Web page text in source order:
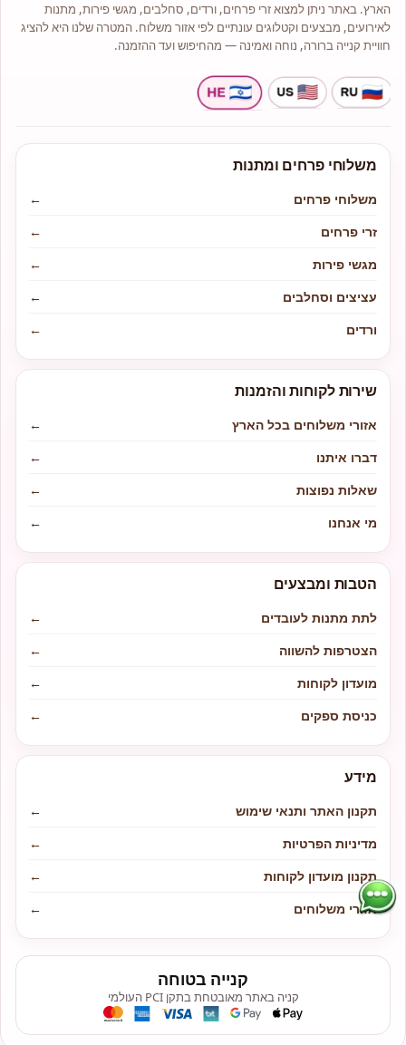
הארץ. באתר ניתן למצוא זרי פרחים, ורדים, סחלבים, מגשי פירות, מתנות
לאירועים, מבצעים וקטלוגים עונתיים לפי אזור משלוח. המטרה שלנו היא להציג
חוויית קנייה ברורה, נוחה ואמינה — מהחיפוש ועד ההזמנה.
משלוחי פרחים ומתנות
משלוחי פרחים
←
זרי פרחים
←
מגשי פירות
←
עציצים וסחלבים
←
ורדים
←
שירות לקוחות והזמנות
אזורי משלוחים בכל הארץ
←
דברו איתנו
←
שאלות נפוצות
←
מי אנחנו
←
הטבות ומבצעים
לתת מתנות לעובדים
←
הצטרפות להשווה
←
מועדון לקוחות
←
כניסת ספקים
←
מידע
תקנון האתר ותנאי שימוש
←
מדיניות הפרטיות
←
תקנון מועדון לקוחות
←
אזורי משלוחים
←
קנייה בטוחה
קניה באתר מאובטחת בתקן PCI העולמי